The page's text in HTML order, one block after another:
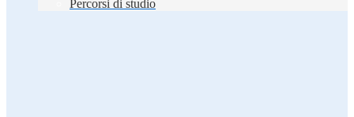
Percorsi di studio